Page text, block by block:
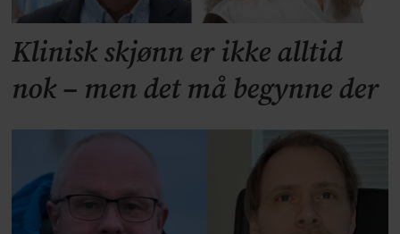
Klinisk skjønn er ikke alltid
nok – men det må begynne der